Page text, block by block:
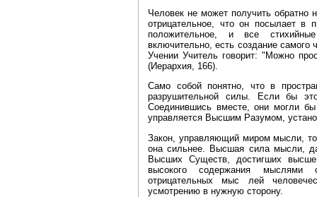
Человек не может получить
отрицательное, что он посылает в
положительное, и все
включительно, есть создание
Учении Учитель говорит: "Можно
(Иерархия, 166).
Само собой понятно, что в
разрушительной силы. Если бы
Соединившись вместе, они могли
управляется Высшим Разумом,
Закон, управляющий миром мысли,
она сильнее. Высшая сила мысли,
Высших Существ, достигших
высокого содержания мыслями
отрицательных мыс лей
усмотрению в нужную сторону.